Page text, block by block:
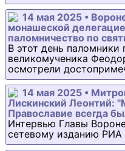
14 мая 2025 •
монашеской
паломничество по
В этот день
великомученика
осмотрели
14 мая 2025 •
Лискинский Леонтий:
Православие всегда
Интервью Главы
сетевому изданию РИА